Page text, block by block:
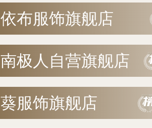
依布服饰旗舰店
南极人自营旗舰店
葵服饰旗舰店